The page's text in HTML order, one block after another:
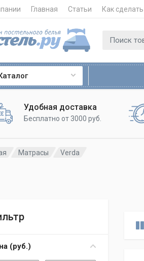
Главная Статьи Как сделать
Удобная доставка
Бесплатно от 3000 руб.
Матрасы Verda
(pуб.)